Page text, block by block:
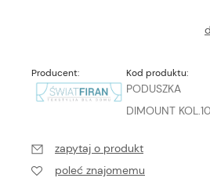
Producent: Kod produktu:
PODUSZKA
DIMOUNT
zapytaj o produkt
poleć znajomemu